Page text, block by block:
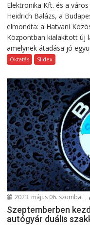
Elektronika Kft. és a
Heidrich Balázs, a
elmondta: a Hatvani
Központban kialakított új
amelynek átadása jó
Oktatás Slidex
2023. május 06. szombat
Szeptemberben
autógyár duális